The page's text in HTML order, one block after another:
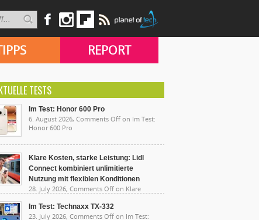
REPORT
TESTS
Im Test: Honor 600 Pro
6. August 2026, Comments Off on Im Test:
Honor 600 Pro
Klare Kosten, starke Leistung: Lidl
Connect kombiniert unlimitierte
Nutzung mit flexiblen Konditionen
28. July 2026, Comments Off on Klare
Nutzung mit flexiblen Konditionen
Im Test: Technaxx TX-332
23. July 2026, Comments Off on Im Test: